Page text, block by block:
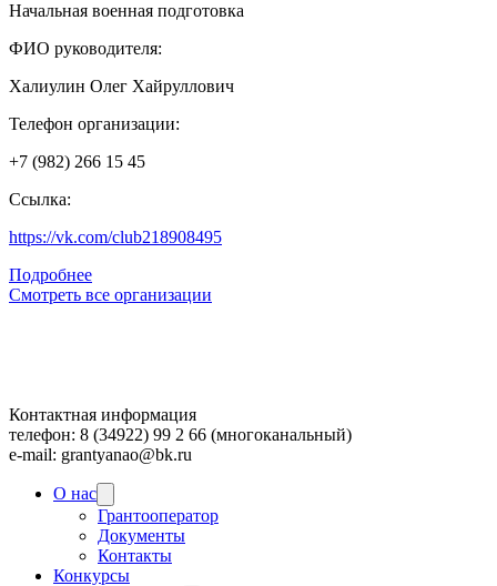
Начальная военная подготовка
ФИО руководителя:
Халиулин Олег Хайруллович
Телефон организации:
+7 (982) 266 15 45
Ссылка:
https://vk.com/club218908495
Подробнее
Смотреть все организации
Контактная информация
телефон: 8 (34922) 99 2 66 (многоканальный)
e-mail: grantyanao@bk.ru
О нас
Грантооператор
Документы
Контакты
Конкурсы